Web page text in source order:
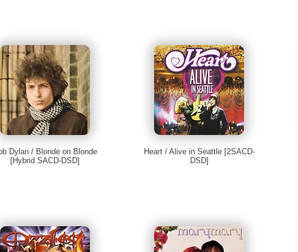
Dylan / Blonde on Blonde
[Hybrid SACD-DSD]
Heart / Alive in Seattle [2SACD-
DSD]